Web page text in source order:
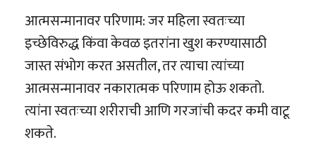
आत्मसन्मानावर परिणाम: जर महिला स्वतःच्या
इच्छेविरुद्ध किंवा केवळ इतरांना खुश करण्यासाठी
जास्त संभोग करत असतील, तर त्याचा त्यांच्या
आत्मसन्मानावर नकारात्मक परिणाम होऊ शकतो.
त्यांना स्वतःच्या शरीराची आणि गरजांची कदर कमी वाटू
शकते.